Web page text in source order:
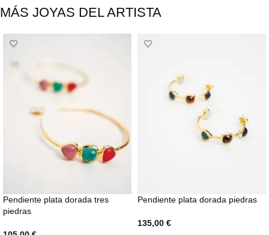
MÁS JOYAS DEL ARTISTA
Pendiente plata dorada tres
piedras
Pendiente plata dorada piedras
135,00 €